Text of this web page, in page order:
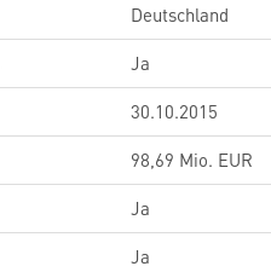
Deutschland
Ja
30.10.2015
98,69 Mio. EUR
Ja
Ja